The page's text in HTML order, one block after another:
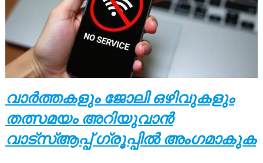
വാർത്തകളും ജോലി ഒഴിവുകളും
തത്സമയം അറിയുവാൻ
വാട്സ്ആപ്പ് ഗ്രൂപ്പിൽ അംഗമാകുക